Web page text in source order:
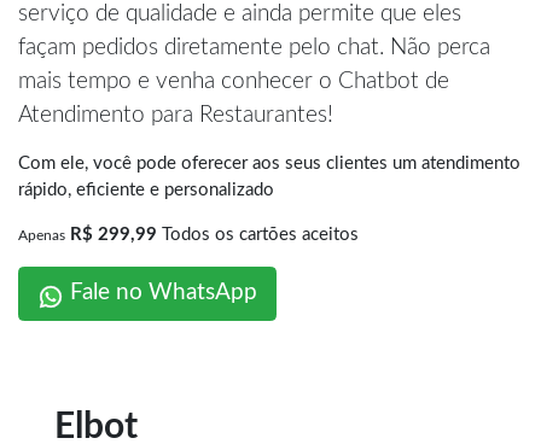
serviço de qualidade e ainda permite que eles
façam pedidos diretamente pelo chat. Não perca
mais tempo e venha conhecer o Chatbot de
Atendimento para Restaurantes!
Com ele, você pode oferecer aos seus clientes um atendimento
rápido, eficiente e personalizado
Apenas R$ 299,99 Todos os cartões aceitos
Fale no WhatsApp
Elbot